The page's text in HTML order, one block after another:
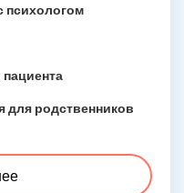
психологом
для родственников